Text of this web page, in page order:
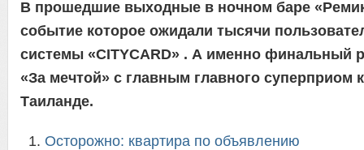
В прошедшие выходные в ночном баре
событие которое ожидали тысячи
системы «CITYCARD» . А именно финальный
«За мечтой» с главным главного суперприом
Таиланде.
Осторожно: квартира по объявлению